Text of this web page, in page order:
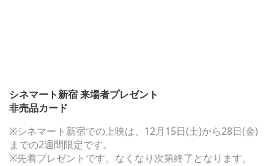
シネマート新宿 来場者プレゼント
非売品カード
※シネマート新宿での上映は、12月15日(土)から28日(金)
までの2週間限定です。
※先着プレゼントです。なくなり次第終了となります。